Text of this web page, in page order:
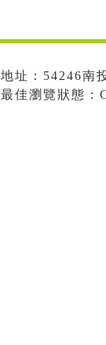
地址：54246南
最佳瀏覽狀態：